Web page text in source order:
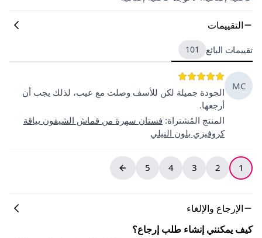
التقييمات
تقييمات البائع 101
MC
الجودة جميلة لكن للأسف وصلت مع عيب، لذلك يجب أن
أرجعها.
المنتج المُشتراة: فستان سهرة من قماش الشيفون بياقة
كروفيزي بلون النيلي
1
2
3
4
5
الإرجاع والإلغاء
كيف يمكنني إنشاء طلب إرجاع؟